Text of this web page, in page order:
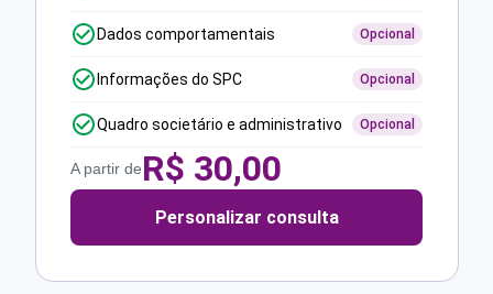
Dados comportamentais Opcional
Informações do SPC Opcional
Quadro societário e administrativo Opcional
A partir deR$ 30,00
Personalizar consulta